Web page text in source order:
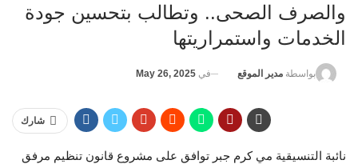
والصرف الصحى.. وتطالب بتحسين جودة
الخدمات واستمراريتها
بواسطة مدير الموقع في May 26, 2025
شارك
نائبة التنسيقية مي كرم جبر توافق على مشروع قانون تنظيم مرفق